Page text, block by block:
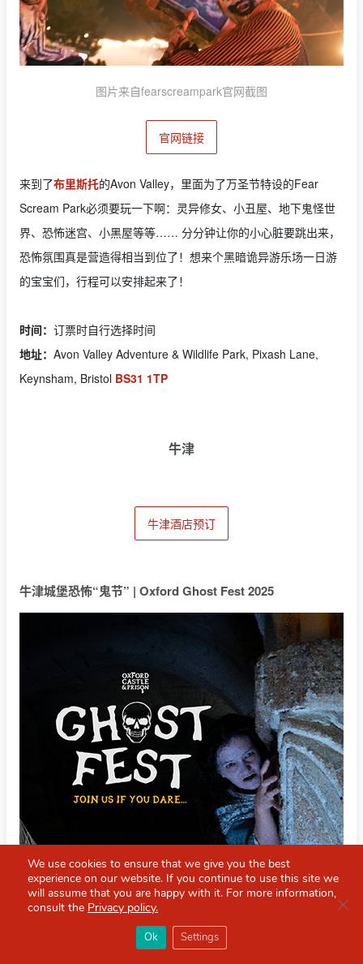
图片来自fearscreampark官网截图
官网链接
来到了布里斯托的Avon Valley，里面为了万圣节特设的Fear
Scream Park必须要玩一下啊：灵异修女、小丑屋、地下鬼怪世
界、恐怖迷宫、小黑屋等等…… 分分钟让你的小心脏要跳出来，
恐怖氛围真是营造得相当到位了！想来个黑暗诡异游乐场一日游
的宝宝们，行程可以安排起来了！
时间： 订票时自行选择时间
地址： Avon Valley Adventure & Wildlife Park, Pixash Lane,
Keynsham, Bristol BS31 1TP
牛津
牛津酒店预订
牛津城堡恐怖“鬼节” | Oxford Ghost Fest 2025
你必备的英国指南
We use cookies to ensure that we give you the best
experience on our website. If you continue to use this site we
will assume that you are happy with it. For more information,
consult the Privacy policy.
Ok Settings